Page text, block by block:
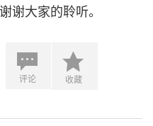
谢大家的聆听。
评论 收藏